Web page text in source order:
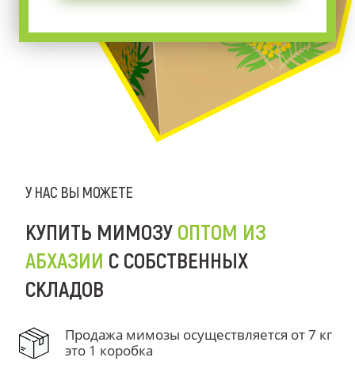
У НАС ВЫ МОЖЕТЕ
КУПИТЬ МИМОЗУ ОПТОМ ИЗ
АБХАЗИИ С СОБСТВЕННЫХ
СКЛАДОВ
Продажа мимозы осуществляется от 7 кг
это 1 коробка